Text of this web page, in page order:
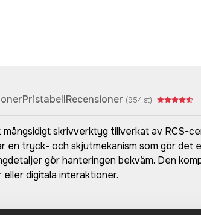
PristabellRecensioner (954 st)
skrivverktyg tillverkat av
en tryck- och skjutmekanism som gör
gör hanteringen bekväm. Den
digitala interaktioner.